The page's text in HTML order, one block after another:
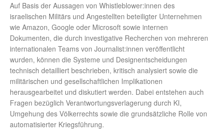
Auf Basis der Aussagen von Whistleblower:innen des
israelischen Militärs und Angestellten beteiligter Unternehmen
wie Amazon, Google oder Microsoft sowie internen
Dokumenten, die durch investigative Recherchen von mehreren
internationalen Teams von Journalist:innen veröffentlicht
wurden, können die Systeme und Designentscheidungen
technisch detailliert beschrieben, kritisch analysiert sowie die
militärischen und gesellschaftlichen Implikationen
herausgearbeitet und diskutiert werden. Dabei entstehen auch
Fragen bezüglich Verantwortungsverlagerung durch KI,
Umgehung des Völkerrechts sowie die grundsätzliche Rolle von
automatisierter Kriegsführung.